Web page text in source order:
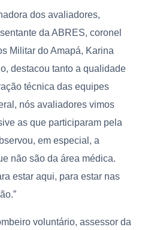
dos avaliadores,
da ABRES, coronel
Militar do Amapá, Karina
destacou tanto a qualidade
técnica das equipes
nós avaliadores vimos
as que participaram pela
em especial, a
não são da área médica.
estar aqui, para estar nas
voluntário, assessor da